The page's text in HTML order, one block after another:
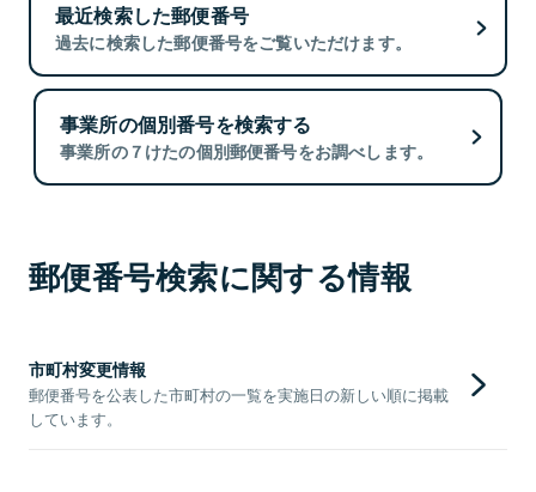
最近検索した郵便番号
過去に検索した郵便番号をご覧いただけます。
事業所の個別番号を検索する
事業所の７けたの個別郵便番号をお調べします。
郵便番号検索に関する情報
市町村変更情報
郵便番号を公表した市町村の一覧を実施日の新しい順に掲載
しています。